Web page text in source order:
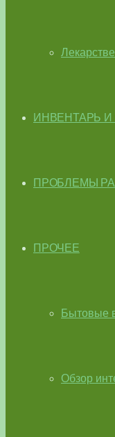
ИНВЕНТАРЬ
ПРОБЛЕМЫ
ПРОЧЕЕ
Бытовые
Обзор